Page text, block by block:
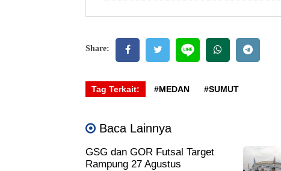
Share:
Tag Terkait: #MEDAN #SUMUT
Baca Lainnya
GSG dan GOR Futsal Target
Rampung 27 Agustus